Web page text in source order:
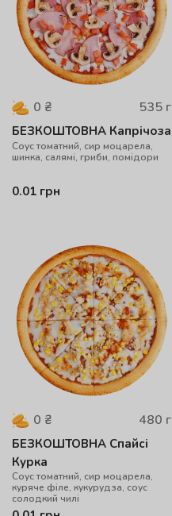
0 ₴ 535 г
БЕЗКОШТОВНА Капрічоза
Соус томатний, сир моцарела,
шинка, салямі, гриби, помідори
0.01 грн
0 ₴ 480 г
БЕЗКОШТОВНА Спайсі
Курка
Соус томатний, сир моцарела,
куряче філе, кукурудза, соус
солодкий чилі